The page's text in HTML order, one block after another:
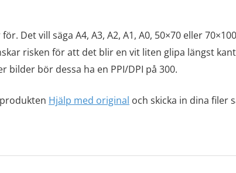
Det vill säga A4, A3, A2, A1, A0, 50×70 eller
risken för att det blir en vit liten glipa längst
bör dessa ha en PPI/DPI på 300.
Hjälp med original och skicka in dina filer